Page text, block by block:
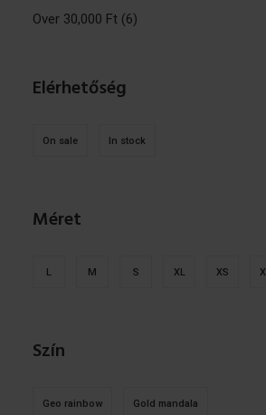
Over 30,000 Ft (6)
Elérhetőség
On sale In stock
Méret
L M S XL XS
Szín
Geo rainbow Gold mandala